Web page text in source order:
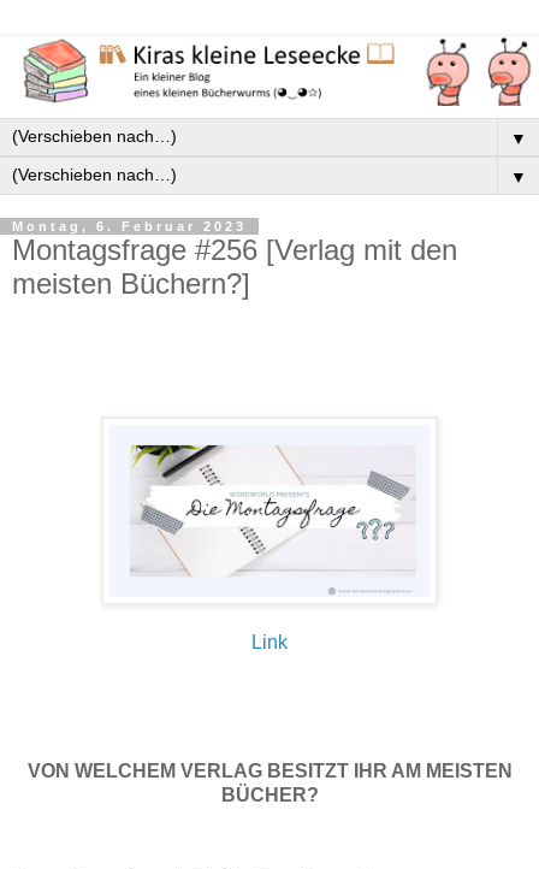
▼
▼
Montag, 6. Februar 2023
Montagsfrage #256 [Verlag mit den
meisten Büchern?]
Link
VON WELCHEM VERLAG BESITZT IHR AM MEISTEN
BÜCHER?